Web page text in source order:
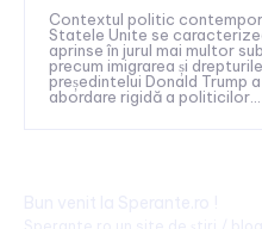
Contextul politic
Statele Unite se
aprinse în jurul mai multor
precum imigrarea și
președintelui Donald
abordare rigidă a politicilor...